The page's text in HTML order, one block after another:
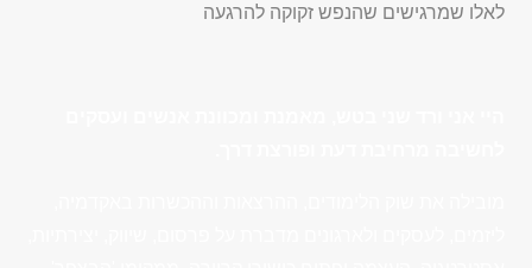
לאלו שמרגישים שהנפש זקוקה להרגעה